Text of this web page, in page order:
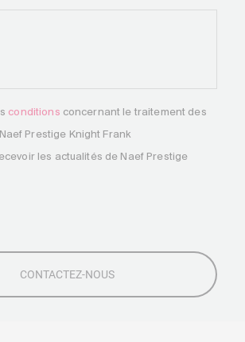
conditions concernant le traitement des
Prestige Knight Frank
les actualités de Naef Prestige